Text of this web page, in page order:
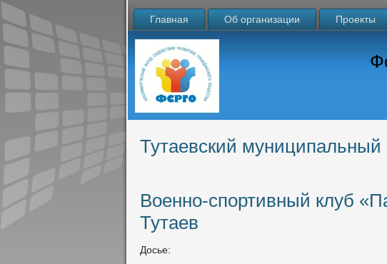
Главная Об организации Проекты
Тутаевский муниципальный
Военно-спортивный клуб
Тутаев
Досье: